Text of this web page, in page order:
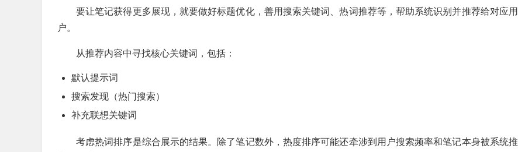
要让笔记获得更多展现，就要做好标题优化，善用搜索关键词、热词推荐等，帮助系统识别并推荐给对应用
户。
从推荐内容中寻找核心关键词，包括：
默认提示词
搜索发现（热门搜索）
补充联想关键词
考虑热词排序是综合展示的结果。除了笔记数外，热度排序可能还牵涉到用户搜索频率和笔记本身被系统推